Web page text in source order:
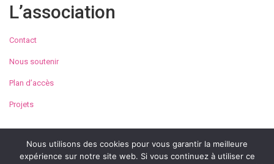
L’association
Contact
Nous soutenir
Plan d’accès
Projets
© Maison de la Culture et des Loisirs de Metz 2023
Nous utilisons des cookies pour vous garantir la meilleure
expérience sur notre site web. Si vous continuez à utiliser ce